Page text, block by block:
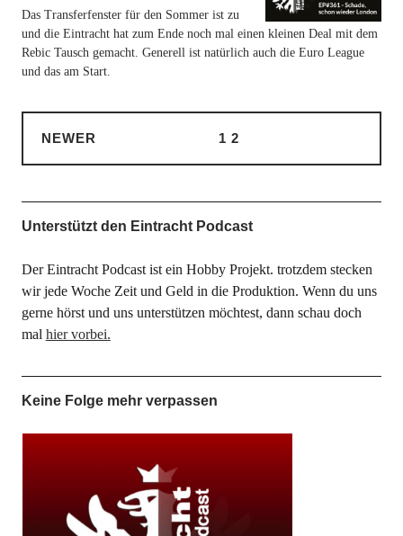
Das Transferfenster für den Sommer ist zu
und die Eintracht hat zum Ende noch mal einen kleinen Deal mit dem
Rebic Tausch gemacht. Generell ist natürlich auch die Euro League
und das am Start.
NEWER 1 2
Unterstützt den Eintracht Podcast
Der Eintracht Podcast ist ein Hobby Projekt. trotzdem stecken
wir jede Woche Zeit und Geld in die Produktion. Wenn du uns
gerne hörst und uns unterstützen möchtest, dann schau doch
mal hier vorbei.
Keine Folge mehr verpassen